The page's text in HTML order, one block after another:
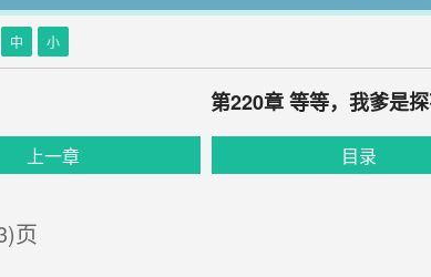
中 小
第220章 等等，我爹是
上一章 目录
页